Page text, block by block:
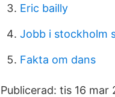
Eric bailly
Jobb i stockholm
Fakta om dans
Publicerad: tis 16 mar